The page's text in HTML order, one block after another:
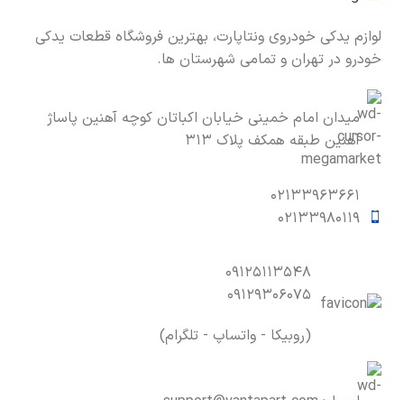
لوازم یدکی خودروی ونتاپارت، بهترین فروشگاه قطعات یدکی
خودرو در تهران و تمامی شهرستان ها.
میدان امام خمینی خیابان اکباتان کوچه آهنین پاساژ
آهنین طبقه همکف پلاک ۳۱۳
۰۲۱۳۳۹۶۳۶۶۱
۰۲۱۳۳۹۸۰۱۱۹
۰۹۱۲۵۱۱۳۵۴۸
۰۹۱۲۹۳۰۶۰۷۵
(روبیکا - واتساپ - تلگرام)